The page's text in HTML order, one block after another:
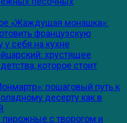
«Жаждущая монашка»:
французскую
у себя на кухне
хрустящее
которое стоит
пошаговый путь к
десерту как в
с творогом и